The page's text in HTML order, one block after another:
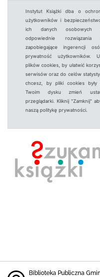
Instytut Książki dba o
użytkowników i
ich danych osobowych
odpowiednie rozwiązania
zapobiegające ingerencji
prywatność użytkowników.
plików cookies, by ułatwić
serwisów oraz do celów
chcesz, by pliki cookies były
Twoim dysku zmień
przeglądarki. Kliknij "Zamknij"
naszą politykę prywatności.
Biblioteka Publiczna